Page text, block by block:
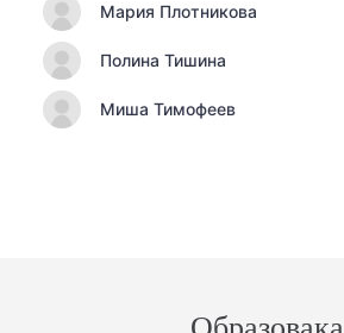
Мария Плотникова
Полина Тишина
Миша Тимофеев